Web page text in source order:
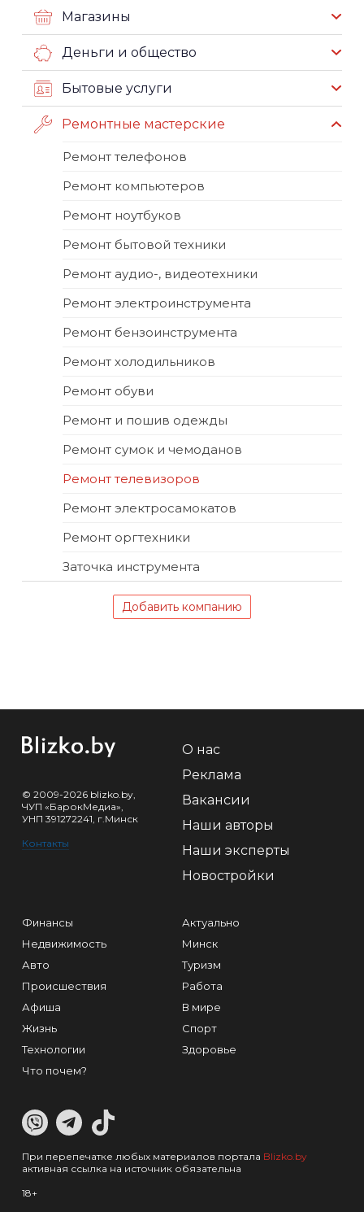
Магазины
Деньги и общество
Бытовые услуги
Ремонтные мастерские
Ремонт телефонов
Ремонт компьютеров
Ремонт ноутбуков
Ремонт бытовой техники
Ремонт аудио-, видеотехники
Ремонт электроинструмента
Ремонт бензоинструмента
Ремонт холодильников
Ремонт обуви
Ремонт и пошив одежды
Ремонт сумок и чемоданов
Ремонт телевизоров
Ремонт электросамокатов
Ремонт оргтехники
Заточка инструмента
Добавить компанию
© 2009-2026 blizko.by,
ЧУП «БарокМедиа»,
УНП 391272241, г.Минск
Контакты
О нас
Реклама
Вакансии
Наши авторы
Наши эксперты
Новостройки
Финансы
Недвижимость
Авто
Происшествия
Афиша
Жизнь
Технологии
Что почем?
Актуально
Минск
Туризм
Работа
В мире
Спорт
Здоровье
При перепечатке любых материалов портала Blizko.by
активная ссылка на источник обязательна
18+